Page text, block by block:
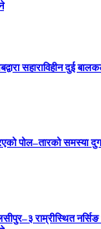
सहाराविहीन दुई
पोल–तारको समस्या
राम्रीस्थित नर्सिङ